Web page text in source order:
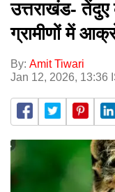
उत्तराखंड-
ग्रामीणों में
By: Amit Tiwari
Jan 12, 2026, 13:36